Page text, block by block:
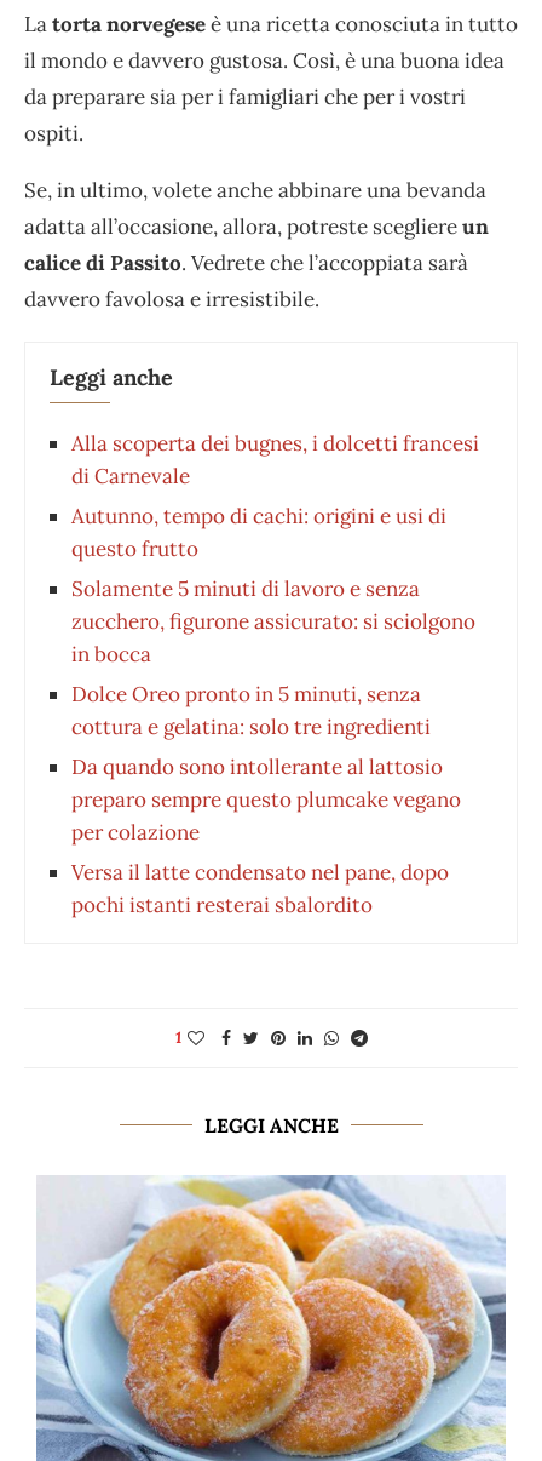
Latorta norvegeseè una ricetta conosciuta in tutto
il mondo e davvero gustosa. Così, è una buona idea
da preparare sia per i famigliari che per i vostri
ospiti.
Se, in ultimo, volete anche abbinare una bevanda
adatta all’occasione, allora, potreste scegliereun
calice di Passito. Vedrete che l’accoppiata sarà
davvero favolosa e irresistibile.
Leggi anche
Alla scoperta dei bugnes, i dolcetti francesi
di Carnevale
Autunno, tempo di cachi: origini e usi di
questo frutto
Solamente 5 minuti di lavoro e senza
zucchero, figurone assicurato: si sciolgono
in bocca
Dolce Oreo pronto in 5 minuti, senza
cottura e gelatina: solo tre ingredienti
Da quando sono intollerante al lattosio
preparo sempre questo plumcake vegano
per colazione
Versa il latte condensato nel pane, dopo
pochi istanti resterai sbalordito
1
LEGGI ANCHE